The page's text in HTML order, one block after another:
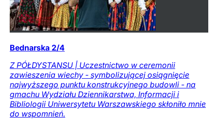
Bednarska 2/4
Z PÓŁDYSTANSU | Uczestnictwo w ceremonii
zawieszenia wiechy - symbolizującej osiągnięcie
najwyższego punktu konstrukcyjnego budowli - na
gmachu Wydziału Dziennikarstwa, Informacji i
Bibliologii Uniwersytetu Warszawskiego skłoniło mnie
do wspomnień.